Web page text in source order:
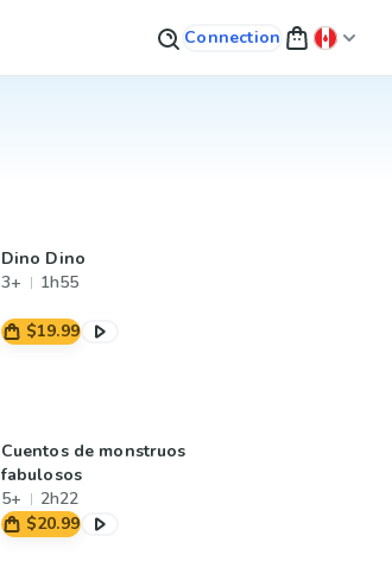
Connection
Dino Dino
3+
1h55
$19.99
Cuentos de monstruos
fabulosos
5+
2h22
$20.99